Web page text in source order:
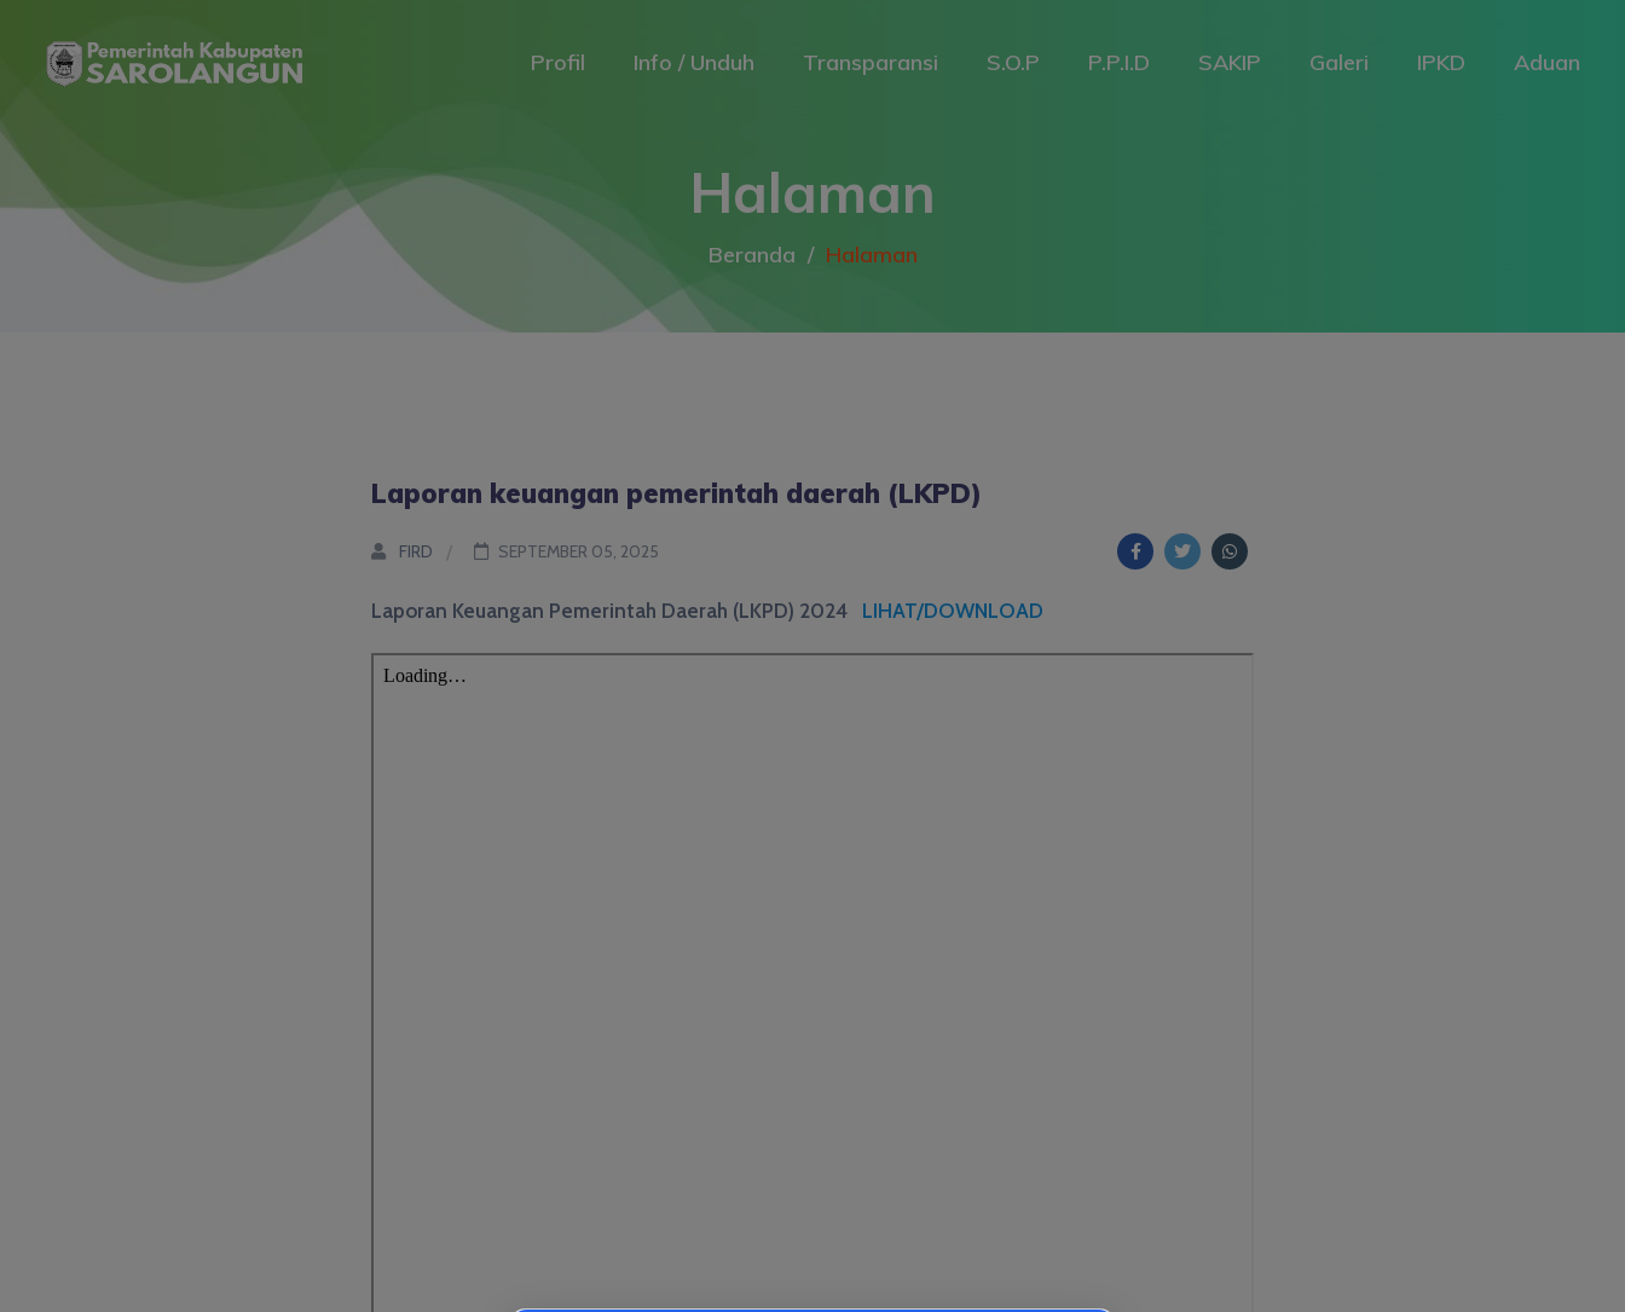
Profil Info / Unduh Transparansi S.O.P P.P.I.D SAKIP Galeri IPKD Aduan
Halaman
Beranda Halaman
Laporan keuangan pemerintah daerah (LKPD)
FIRD SEPTEMBER 05, 2025
Laporan Keuangan Pemerintah Daerah (LKPD) 2024 LIHAT/DOWNLOAD